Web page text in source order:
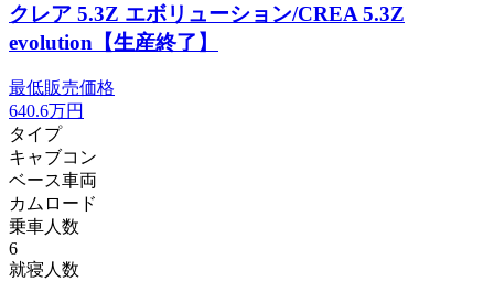
クレア 5.3Z エボリューション/CREA 5.3Z
evolution【生産終了】
最低販売価格
640.6万円
タイプ
キャブコン
ベース車両
カムロード
乗車人数
6
就寝人数